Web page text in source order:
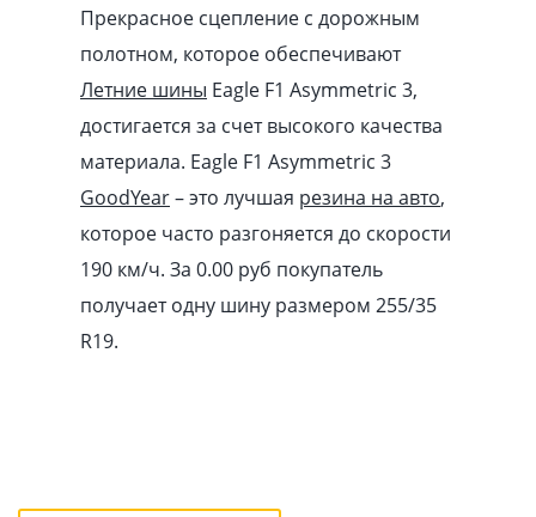
Прекрасное сцепление с дорожным
полотном, которое обеспечивают
Летние шины Eagle F1 Asymmetric 3,
достигается за счет высокого качества
материала. Eagle F1 Asymmetric 3
GoodYear– это лучшая резина на авто,
которое часто разгоняется до скорости
190 км/ч. За 0.00 pуб покупатель
получает одну шину размером 255/35
R19.